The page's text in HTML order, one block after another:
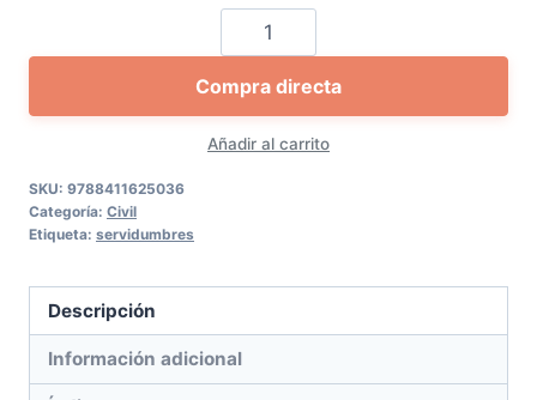
La
acción
negatoria.
Servidumbres
e
Añadir al carrito
Compra directa
SKU: 9788411625036
Categoría: Civil
Etiqueta: servidumbres
Descripción
Información adicional